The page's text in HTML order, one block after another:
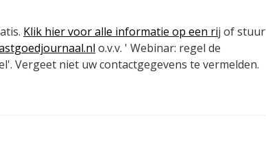
Klik hier voor alle informatie op een rij of stuur
o.v.v. ' Webinar: regel de
Vergeet niet uw contactgegevens te vermelden.